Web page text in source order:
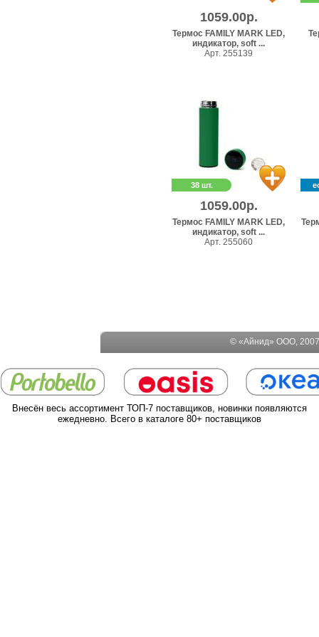
1059.00р.
Термос FAMILY MARK LED,
индикатор, soft ...
Арт. 255139
38 шт.
1059.00р.
Термос FAMILY MARK LED,
индикатор, soft ...
Арт. 255060
© «Айнид» ООО,
Внесён весь ассортимент ТОП-7 поставщиков, новинки появляются
ежедневно. Всего в каталоге 80+ поставщиков